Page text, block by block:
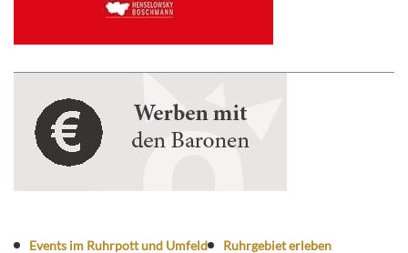
Events im Ruhrpott und Umfeld Ruhrgebiet erleben